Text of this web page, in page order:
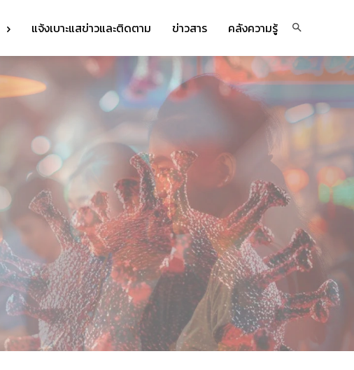
แจ้งเบาะแสข่าวและติดตาม ข่าวสาร คลังความรู้